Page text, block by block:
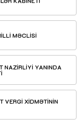
MƏCLİSİ
NAZİRLİYİ YANINDA
VERGİ XİDMƏTİNİN